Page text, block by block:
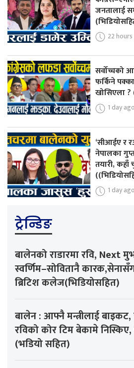
जनतालाई
22
सर्वोच्चको
फर्किने
खोसिएला ?
1 day ago
‘सीआईए र
नेपालका
तयारी, कहाँ
1 day ago
ट्रेन्डिङ
बालेनको राडारमा रवि,
स्वर्णिम–सोवितानै
ब्रिटिश कलेज(भिडियोसहित)
बालेन : आफ्नै मन्त्रीलाई
रविको कोर टिम बेकामे
(भडियो सहित)